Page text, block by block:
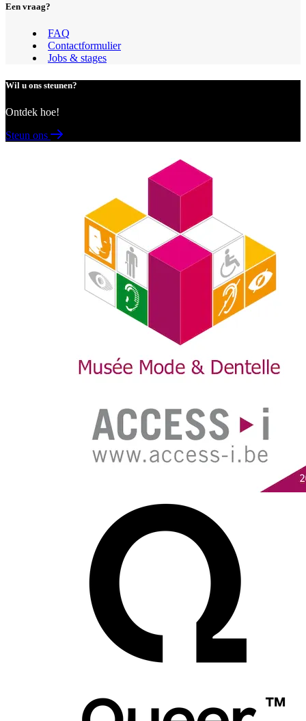
Een vraag?
FAQ
Contactformulier
Jobs & stages
Wil u ons steunen?
Ontdek hoe!
Steun ons